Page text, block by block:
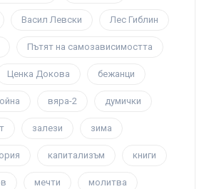
Васил Левски Лес Гиблин
Пътят на самозависимостта
Ценка Докова бежанци
вяра-2 думички
залези зима
капитализъм книги
мечти молитва